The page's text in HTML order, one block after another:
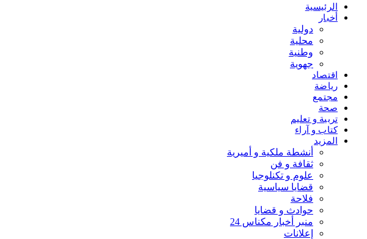
الرئيسية
أخبار
دولية
محلية
وطنية
جهوية
اقتصاد
رياضة
مجتمع
صحة
تربية و تعليم
كتاب و آراء
المزيد
أنشطة ملكية و أميرية
ثقافة و فن
علوم و تكنلوجيا
قضايا سياسية
فلاحة
حوادث و قضايا
منبر أخبار مكناس 24
إعلانات